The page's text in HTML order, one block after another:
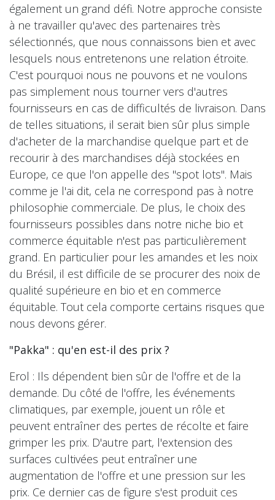
également un grand défi. Notre approche consiste
à ne travailler qu'avec des partenaires très
sélectionnés, que nous connaissons bien et avec
lesquels nous entretenons une relation étroite.
C'est pourquoi nous ne pouvons et ne voulons
pas simplement nous tourner vers d'autres
fournisseurs en cas de difficultés de livraison. Dans
de telles situations, il serait bien sûr plus simple
d'acheter de la marchandise quelque part et de
recourir à des marchandises déjà stockées en
Europe, ce que l'on appelle des "spot lots". Mais
comme je l'ai dit, cela ne correspond pas à notre
philosophie commerciale. De plus, le choix des
fournisseurs possibles dans notre niche bio et
commerce équitable n'est pas particulièrement
grand. En particulier pour les amandes et les noix
du Brésil, il est difficile de se procurer des noix de
qualité supérieure en bio et en commerce
équitable. Tout cela comporte certains risques que
nous devons gérer.​
"Pakka" : qu'en est-il des prix ?
Erol : Ils dépendent bien sûr de l'offre et de la
demande. Du côté de l'offre, les événements
climatiques, par exemple, jouent un rôle et
peuvent entraîner des pertes de récolte et faire
grimper les prix. D'autre part, l'extension des
surfaces cultivées peut entraîner une
augmentation de l'offre et une pression sur les
prix. Ce dernier cas de figure s'est produit ces